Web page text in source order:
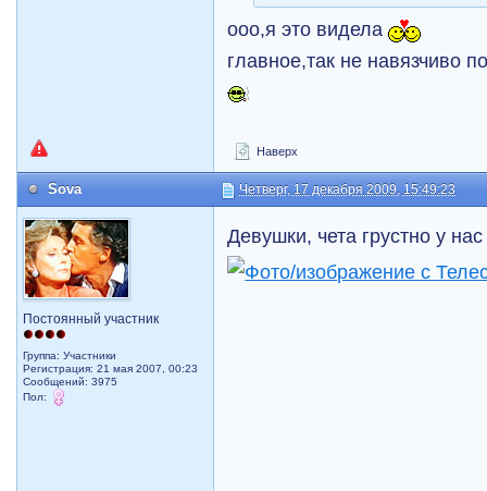
ооо,я это видела
главное,так не навязчиво
Наверх
Sova Четверг, 17 декабря 2009, 15:49:23
Постоянный участник
Группа: Участники
Регистрация: 21 мая 2007, 00:23
Сообщений: 3975
Пол:
Девушки, чета грустно у нас